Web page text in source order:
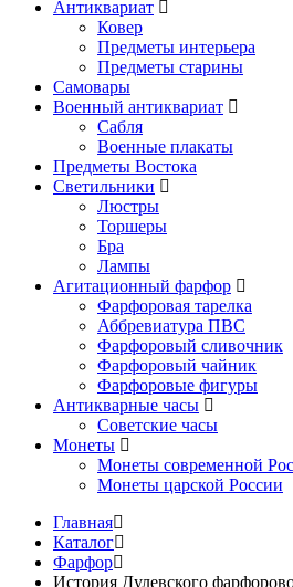
Антиквариат
Ковер
Предметы интерьера
Предметы старины
Самовары
Военный антиквариат
Сабля
Военные плакаты
Предметы Востока
Светильники
Люстры
Торшеры
Бра
Лампы
Агитационный фарфор
Фарфоровая тарелка
Аббревиатура ПВС
Фарфоровый сливочник
Фарфоровый чайник
Фарфоровые фигуры
Антикварные часы
Советские часы
Монеты
Монеты современной
Монеты царской России
Главная
Каталог
Фарфор
История Дулевского